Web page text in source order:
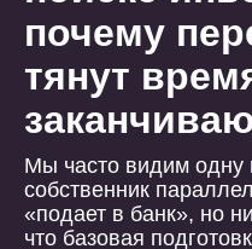
почему
тянут
Мы часто видим одну
собственник
«подает в банк», но
что базовая